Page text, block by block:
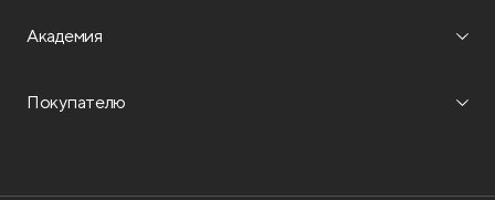
Академия
Покупателю